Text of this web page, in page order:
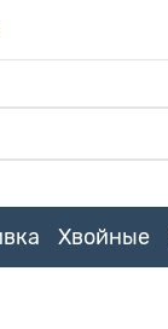
Хвойные